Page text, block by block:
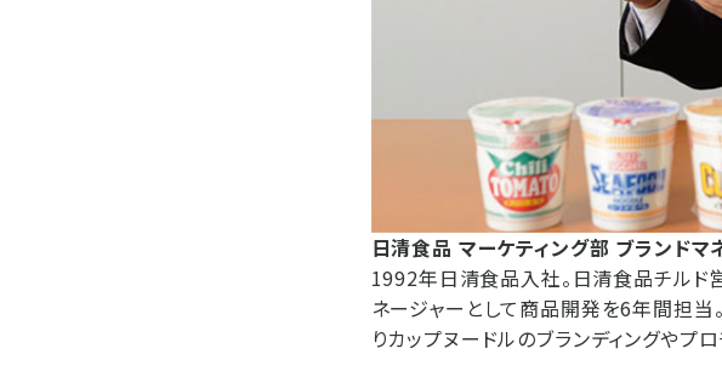
日清食品 マーケティング部 ブランドマ
1992年日清食品入社。日清食品チルド
ネージャーとして商品開発を6年間担当
りカップヌードルのブランディングやプ